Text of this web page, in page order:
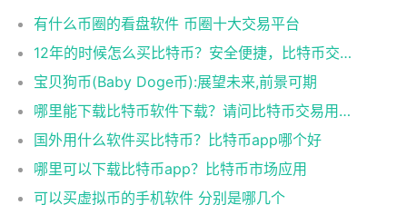
有什么币圈的看盘软件 币圈十大交易平台
12年的时候怎么买比特币？安全便捷，比特币交易首选
宝贝狗币(Baby Doge币):展望未来,前景可期
哪里能下载比特币软件下载？请问比特币交易用什么软件
国外用什么软件买比特币？比特币app哪个好
哪里可以下载比特币app？比特币市场应用
可以买虚拟币的手机软件 分别是哪几个